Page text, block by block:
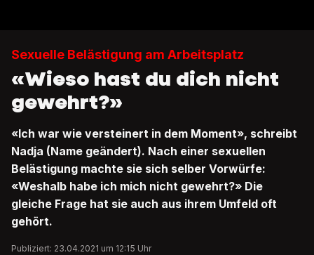
Sexuelle Belästigung am Arbeitsplatz
«Wieso hast du dich nicht
gewehrt?»
«Ich war wie versteinert in dem Moment», schreibt
Nadja (Name geändert). Nach einer sexuellen
Belästigung machte sie sich selber Vorwürfe:
«Weshalb habe ich mich nicht gewehrt?» Die
gleiche Frage hat sie auch aus ihrem Umfeld oft
gehört.
Publiziert: 23.04.2021 um 12:15 Uhr